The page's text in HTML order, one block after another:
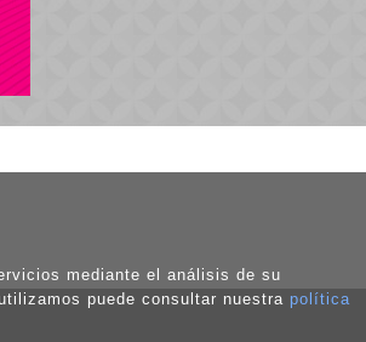
mediante el análisis de su
puede consultar nuestra política